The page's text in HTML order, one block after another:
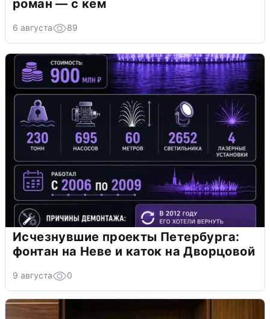
роман — с кем
6 августа 89
Исчезнувшие проекты Петербурга:
фонтан на Неве и каток на Дворцовой
9 августа 0